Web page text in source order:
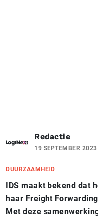
Redactie
19 SEPTEMBER 2023
DUURZAAMHEID
IDS maakt bekend dat
haar Freight
Met deze